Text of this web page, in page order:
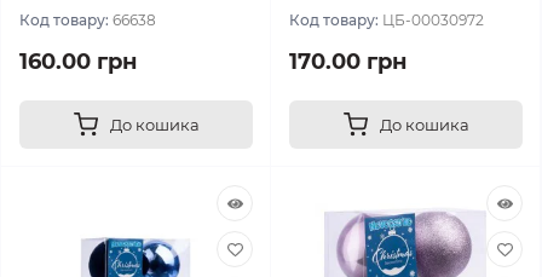
Код товару: 66638
160.00 грн
До кошика
Код товару: ЦБ-00030972
170.00 грн
До кошика